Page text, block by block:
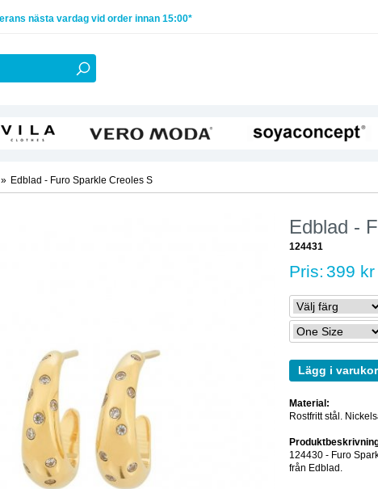
nästa vardag vid order innan 15:00*
» Edblad - Furo Sparkle Creoles S
Edblad -
124431
Pris: 399 kr
Lägg i
Material:
Rostfritt stål.
124430 - Furo
från Edblad.